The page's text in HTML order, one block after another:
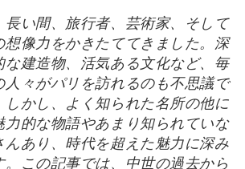
想像力をかきたててきました。深
な建造物、活気ある文化など、毎
人々がパリを訪れるのも不思議で
しかし、よく知られた名所の他に
力的な物語やあまり知られていな
んあり、時代を超えた魅力に深み
。この記事では、中世の過去から